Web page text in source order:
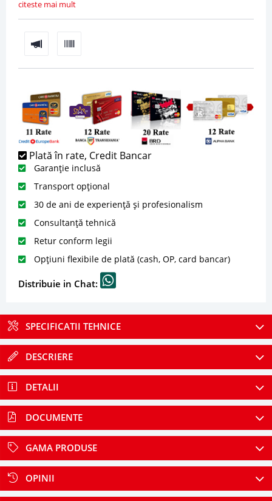
citeste mai mult
Plată în rate, Credit Bancar
Garanție inclusă
Transport opțional
30 de ani de experiență și profesionalism
Consultanță tehnică
Retur conform legii
Opțiuni flexibile de plată (cash, OP, card bancar)
Distribuie in Chat:
SPECIFICATII TEHNICE
DESCRIERE
DETALII
DOCUMENTE
GAMA PRODUSE
OPINII